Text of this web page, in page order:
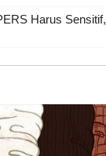
Harus Sensitif,